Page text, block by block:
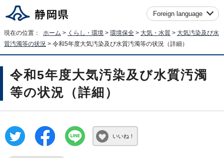
Foreign language
現在の位置： ホーム > くらし・環境 > 環境保全 > 大気・水質 > 大気汚染及び水
質汚濁等の状況 > 令和5年度大気汚染及び水質汚濁等の状況（詳細）
令和5年度大気汚染及び水質汚濁
等の状況（詳細）
いいね！